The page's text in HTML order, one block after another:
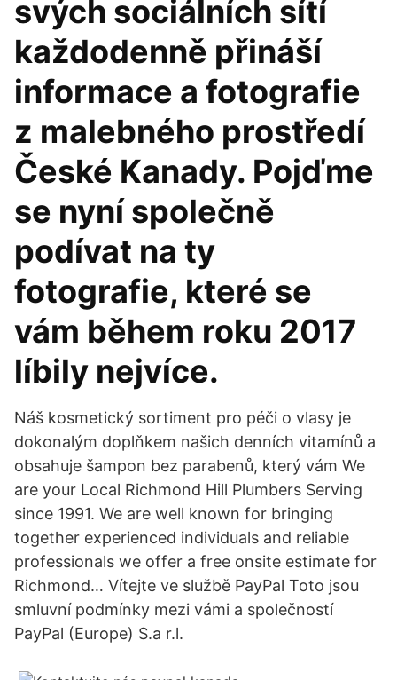
svých sociálních sítí
každodenně přináší
informace a fotografie
z malebného prostředí
České Kanady. Pojďme
se nyní společně
podívat na ty
fotografie, které se
vám během roku 2017
líbily nejvíce.
Náš kosmetický sortiment pro péči o vlasy je
dokonalým doplňkem našich denních vitamínů a
obsahuje šampon bez parabenů, který vám We
are your Local Richmond Hill Plumbers Serving
since 1991. We are well known for bringing
together experienced individuals and reliable
professionals we offer a free onsite estimate for
Richmond… Vítejte ve službě PayPal Toto jsou
smluvní podmínky mezi vámi a společností
PayPal (Europe) S.a r.l.